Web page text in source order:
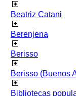
Beatriz Catani
Berenjena
Berisso
Berisso (Buenos
Bibliotecas